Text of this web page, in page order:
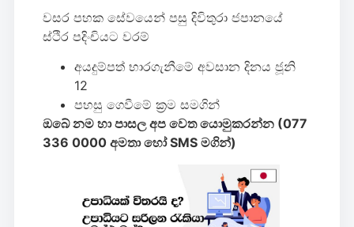
වසර පහක සේවයෙන් පසු දිවිතුරා ජපානයේ
ස්ථිර පදිංචියට වරම්
අයදුම්පත් භාරගැනීමේ අවසාන දිනය ජූනි
12
පහසු ගෙවීමේ ක්‍රම සමගින්
ඔබේ නම හා පාසල අප වෙත යොමුකරන්න (077
336 0000 අමතා හෝ SMS මගින්)